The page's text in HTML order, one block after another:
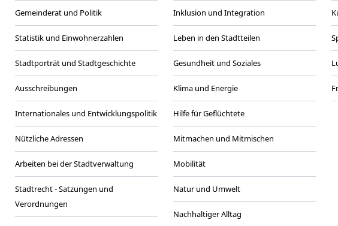
Gemeinderat und Politik
Statistik und Einwohnerzahlen
Stadtporträt und Stadtgeschichte
Ausschreibungen
Internationales und Entwicklungspolitik
Nützliche Adressen
Arbeiten bei der Stadtverwaltung
Stadtrecht - Satzungen und
Verordnungen
Inklusion und Integration
Leben in den Stadtteilen
Gesundheit und Soziales
Klima und Energie
Hilfe für Geflüchtete
Mitmachen und Mitmischen
Mobilität
Natur und Umwelt
Nachhaltiger Alltag